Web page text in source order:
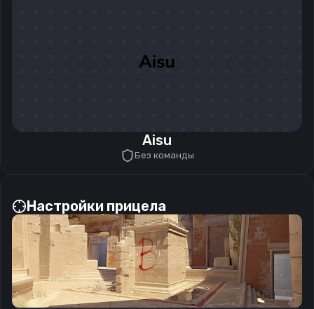
Aisu
Без команды
Настройки прицела